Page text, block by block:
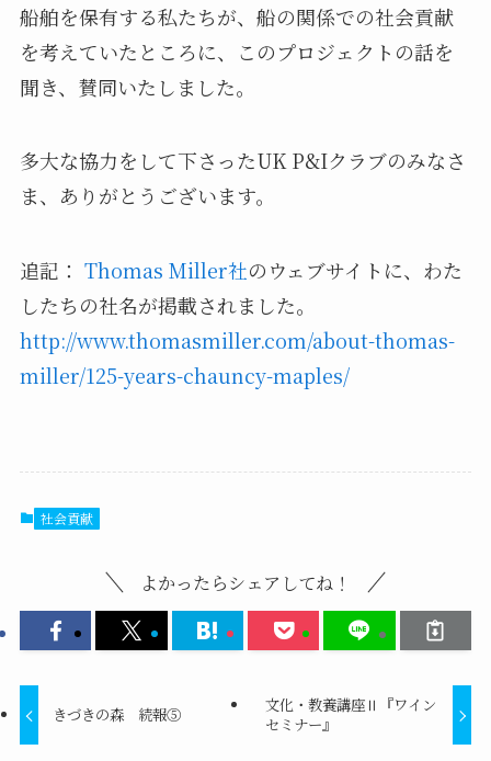
船舶を保有する私たちが、船の関係での社会貢献
を考えていたところに、このプロジェクトの話を
聞き、賛同いたしました。
多大な協力をして下さったUK P&Iクラブのみなさ
ま、ありがとうございます。
追記： Thomas Miller社のウェブサイトに、わた
したちの社名が掲載されました。
http://www.thomasmiller.com/about-thomas-
miller/125-years-chauncy-maples/
社会貢献
よかったらシェアしてね！
きづきの森 続報⑤
文化・教養講座Ⅱ『ワイン
セミナー』